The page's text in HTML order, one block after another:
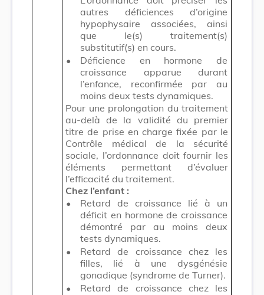
autres déficiences d’origine
hypophysaire associées, ainsi
que le(s) traitement(s)
substitutif(s) en cours.
•
Déficience en hormone de
croissance apparue durant
l’enfance, reconfirmée par au
moins deux tests dynamiques.
Pour une prolongation du traitement
au-delà de la validité du premier
titre de prise en charge fixée par le
Contrôle médical de la sécurité
sociale, l’ordonnance doit fournir les
éléments permettant d’évaluer
l’efficacité du traitement.
Chez l’enfant :
•
Retard de croissance lié à un
déficit en hormone de croissance
démontré par au moins deux
tests dynamiques.
•
Retard de croissance chez les
filles, lié à une dysgénésie
gonadique (syndrome de Turner).
•
Retard de croissance chez les